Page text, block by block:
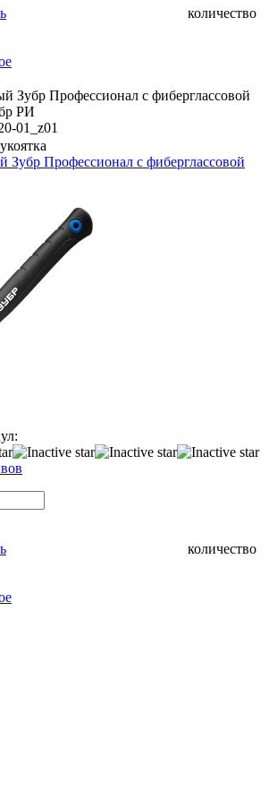
количество
01_z01
Зубр Профессионал с фиберглассовой
количество